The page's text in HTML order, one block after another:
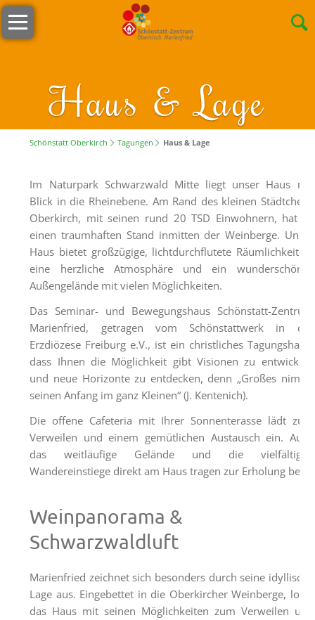
Haus & Lage
Navigation
überspringen
Willkommen
´Lädele
Cafeteria
&
Unser
Team
Stellenangebote
Nachhaltigkeit
Tagungen
Tagungsräume
Gästezimmer
Verpflegung
Tagungspauschalen
&
Preise
Haus
Anfrage
Kapellen
Gastronomie
Schönstatt Oberkirch Tagungen Haus & Lage
Im Naturpark Schwarzwald Mitte liegt unser Haus mit
Blick in die Rheinebene. Am Rand des kleinen Städtchens
Oberkirch, mit seinen rund 20 TSD Einwohnern, hat es
einen traumhaften Stand inmitten der Weinberge. Unser
Haus bietet großzügige, lichtdurchflutete Räumlichkeiten,
eine herzliche Atmosphäre und ein wunderschönes
Außengelände mit vielen Möglichkeiten.
Das Seminar- und Bewegungshaus Schönstatt-Zentrum
Marienfried, getragen vom Schönstattwerk in der
Erzdiözese Freiburg e.V., ist ein christliches Tagungshaus,
dass Ihnen die Möglichkeit gibt Visionen zu entwickeln
und neue Horizonte zu entdecken, denn „Großes nimmt
seinen Anfang im ganz Kleinen“ (J. Kentenich).
Die offene Cafeteria mit Ihrer Sonnenterasse lädt zum
Verweilen und einem gemütlichen Austausch ein. Auch
das weitläufige Gelände und die vielfältigen
Wandereinstiege direkt am Haus tragen zur Erholung bei.
Weinpanorama &
Schwarzwaldluft
Marienfried zeichnet sich besonders durch seine idyllische
Lage aus. Eingebettet in die Oberkircher Weinberge, lockt
das Haus mit seinen Möglichkeiten zum Verweilen und